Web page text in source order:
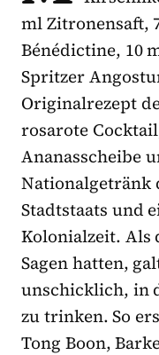
ml Zitronensaft,
Bénédictine, 10
Spritzer
Originalrezept
rosarote
Ananasscheibe
Nationalgetränk
Stadtstaats und
Kolonialzeit. Als
Sagen hatten,
unschicklich, in
zu trinken. So
Tong Boon,